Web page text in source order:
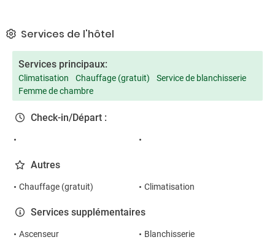
Services de l'hôtel
Services principaux:
Climatisation Chauffage (gratuit)
Service de blanchisserie
Femme de chambre
Check-in/Départ :
Autres
Chauffage (gratuit) Climatisation
Services supplémentaires
Ascenseur
Blanchisserie